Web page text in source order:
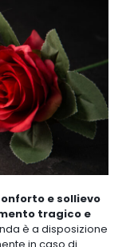
e sollievo
tragico e
è a disposizione